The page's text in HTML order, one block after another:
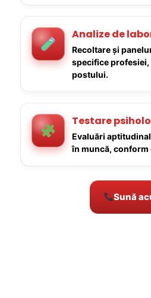
Analize de
Recoltare și
specifice
postului.
Testare
Evaluări
în muncă,
Sună